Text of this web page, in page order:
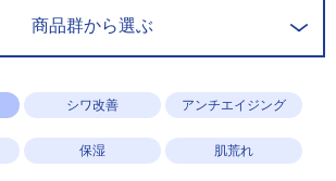
商品群から選ぶ
シワ改善 アンチエイジング
保湿 肌荒れ